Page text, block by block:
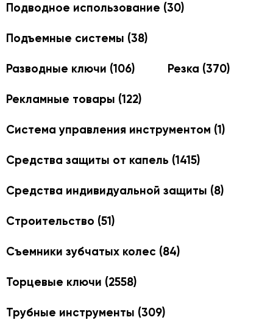
Подводное использование (30)
Подъемные системы (38)
Разводные ключи (106) Резка (370)
Рекламные товары (122)
Система управления инструментом (1)
Средства защиты от капель (1415)
Средства индивидуальной защиты (8)
Строительство (51)
Съемники зубчатых колес (84)
Торцевые ключи (2558)
Трубные инструменты (309)